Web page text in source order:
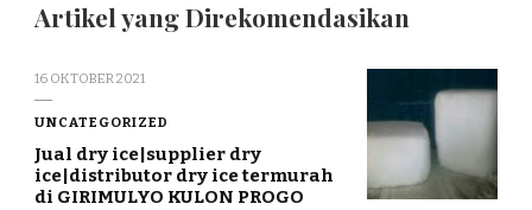
Artikel yang Direkomendasikan
16 OKTOBER 2021
UNCATEGORIZED
Jual dry ice|supplier dry
ice|distributor dry ice termurah
di GIRIMULYO KULON PROGO